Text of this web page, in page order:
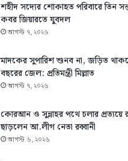
শহীদ সদ্যের শোকাহত পরিবারে তিন
কবর জিয়ারতে যুবদল
আগস্ট ৭, ২০২৬
মাদকের সুপারিশ শুনব না, জড়িত
বছরের জেল: প্রতিমন্ত্রী মিল্লাত
আগস্ট ৭, ২০২৬
কোরআন ও সুন্নাহর পথে চলার প্রত্যয়ে
ছাড়লেন আ.লীগ নেতা রব্বানী
আগস্ট ৬, ২০২৬